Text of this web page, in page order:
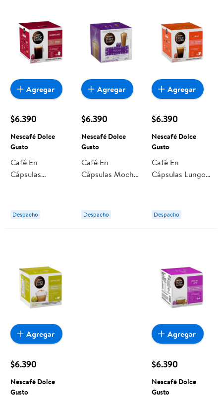
$6.390
Nescafé Dolce
Gusto
Café En
Cápsulas
Nescafé Dolce
Gusto
Despacho
Agregar
$6.390
Nescafé Dolce
Gusto
Café En
Cápsulas Mocha
Gusto
Despacho
Agregar
$6.390
Nescafé Dolce
Gusto
Café En
Cápsulas Lungo
Gusto
Despacho
Agregar
$6.390
Nescafé Dolce
Gusto
Agregar
$6.390
Nescafé Dolce
Gusto
Agregar